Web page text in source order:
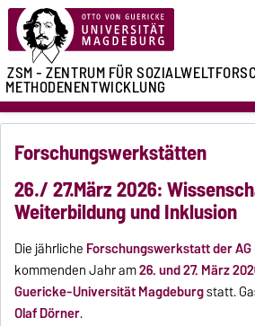
ZSM - ZENTRUM FÜR
METHODENENTWICKLUNG
Forschungswerkstätten
26./ 27.März 2026:
Weiterbildung und Inklusion
Die jährliche Forschungswerkstatt der
kommenden Jahr am26. und 27. März
Guericke-Universität Magdeburgstatt.
Olaf Dörner.